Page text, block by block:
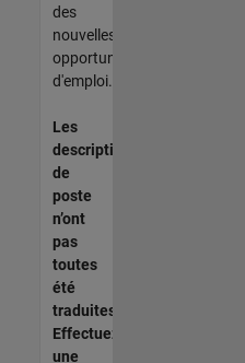
des
nouvelles
opportunités
d'emploi.
Les
descriptions
de
poste
n’ont
pas
toutes
été
traduites.
Effectuez
une